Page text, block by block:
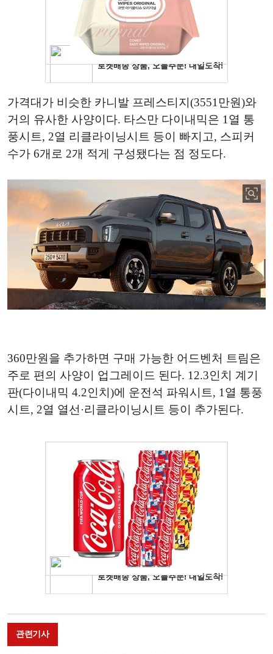
가격대가 비슷한 카니발 프레스티지(3551만원)와
거의 유사한 사양이다. 타스만 다이내믹은 1열 통
풍시트, 2열 리클라이닝시트 등이 빠지고, 스피커
수가 6개로 2개 적게 구성됐다는 점 정도다.
360만원을 추가하면 구매 가능한 어드벤처 트림은
주로 편의 사양이 업그레이드 된다. 12.3인치 계기
판(다이내믹 4.2인치)에 운전석 파워시트, 1열 통풍
시트, 2열 열선·리클라이닝시트 등이 추가된다.
관련기사